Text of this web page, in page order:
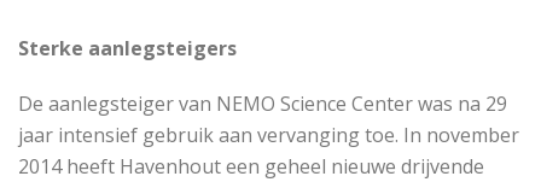
Sterke aanlegsteigers
De aanlegsteiger van NEMO Science Center was na 29
jaar intensief gebruik aan vervanging toe. In november
2014 heeft Havenhout een geheel nieuwe drijvende